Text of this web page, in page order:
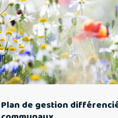
Plan de gestion